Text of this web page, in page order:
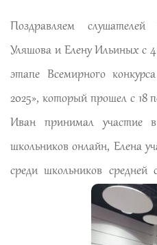
Поздравляем
Уляшова и Елену Ильиных с
этапе Всемирного
2025», который прошел с 18
Иван принимал участие
школьников онлайн, Елена
среди школьников